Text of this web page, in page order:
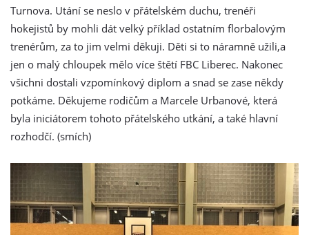
Turnova. Utání se neslo v přátelském duchu, trenéři
hokejistů by mohli dát velký příklad ostatním florbalovým
trenérům, za to jim velmi děkuji. Děti si to náramně užili,a
jen o malý chloupek mělo více štětí FBC Liberec. Nakonec
všichni dostali vzpomínkový diplom a snad se zase někdy
potkáme. Děkujeme rodičům a Marcele Urbanové, která
byla iniciátorem tohoto přátelského utkání, a také hlavní
rozhodčí. (smích)